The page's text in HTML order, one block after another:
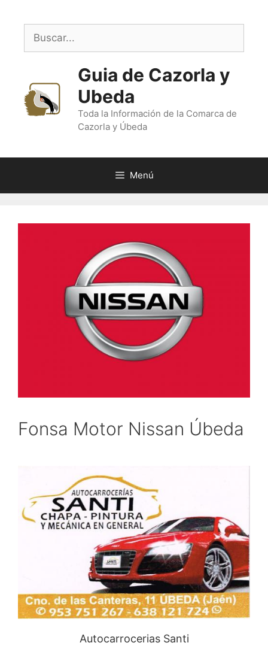
contenido
Buscar:
Guia de Cazorla y
Ubeda
Toda la Información de la Comarca de
Cazorla y Úbeda
Menú
Fonsa Motor Nissan Úbeda
Autocarrocerias Santi